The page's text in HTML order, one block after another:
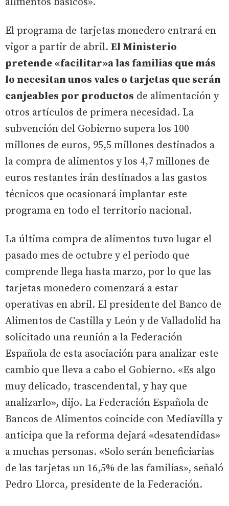
El programa de tarjetas monedero entrará en
vigor a partir de abril. El Ministerio
pretende «facilitar»a las familias que más
lo necesitan unos vales o tarjetas que serán
canjeables por productos de alimentación y
otros artículos de primera necesidad. La
subvención del Gobierno supera los 100
millones de euros, 95,5 millones destinados a
la compra de alimentos y los 4,7 millones de
euros restantes irán destinados a las gastos
técnicos que ocasionará implantar este
programa en todo el territorio nacional.
La última compra de alimentos tuvo lugar el
pasado mes de octubre y el periodo que
comprende llega hasta marzo, por lo que las
tarjetas monedero comenzará a estar
operativas en abril. El presidente del Banco de
Alimentos de Castilla y León y de Valladolid ha
solicitado una reunión a la Federación
Española de esta asociación para analizar este
cambio que lleva a cabo el Gobierno. «Es algo
muy delicado, trascendental, y hay que
analizarlo», dijo. La Federación Española de
Bancos de Alimentos coincide con Mediavilla y
anticipa que la reforma dejará «desatendidas»
a muchas personas. «Solo serán beneficiarias
de las tarjetas un 16,5% de las familias», señaló
Pedro Llorca, presidente de la Federación.